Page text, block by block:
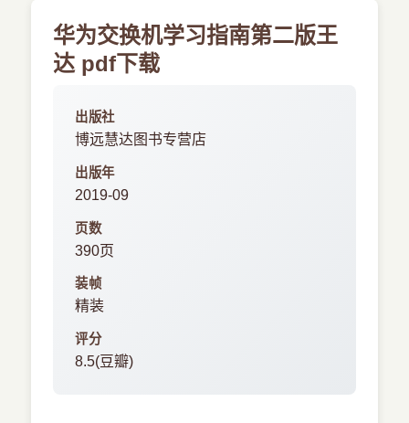
华为交换机学习指南第二版王
达 pdf下载
出版社
博远慧达图书专营店
出版年
2019-09
页数
390页
装帧
精装
评分
8.5(豆瓣)